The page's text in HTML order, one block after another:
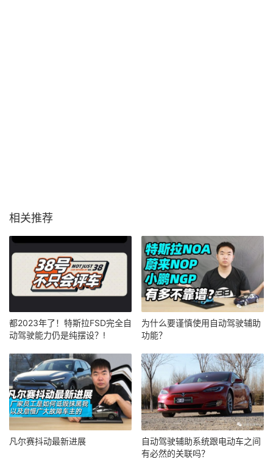
相关推荐
都2023年了！特斯拉FSD完全自
动驾驶能力仍是纯摆设？!
为什么要谨慎使用自动驾驶辅助
功能？
凡尔赛抖动最新进展
自动驾驶辅助系统跟电动车之间
有必然的关联吗？